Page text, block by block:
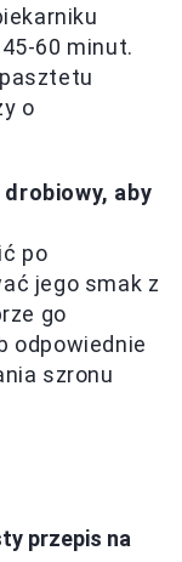
60 minut.
o
aby
po
jego smak z
go
odpowiednie
szronu
przepis na